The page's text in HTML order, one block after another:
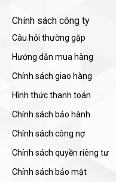
Chính sách công ty
Câu hỏi thường gặp
Hướng dẫn mua hàng
Chính sách giao hàng
Hình thức thanh toán
Chính sách bảo hành
Chính sách công nợ
Chính sách quyền riêng tư
Chính sách bảo mật